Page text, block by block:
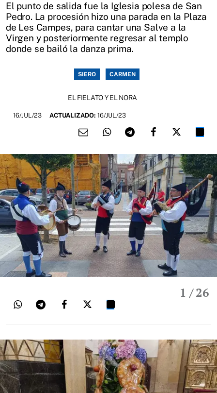
El punto de salida fue la Iglesia polesa de San
Pedro. La procesión hizo una parada en la Plaza
de Les Campes, para cantar una Salve a la
Virgen y posteriormente regresar al templo
donde se bailó la danza prima.
SIERO CARMEN
EL FIELATO Y EL NORA
16/JUL/23 ACTUALIZADO: 16/JUL/23
1 / 26